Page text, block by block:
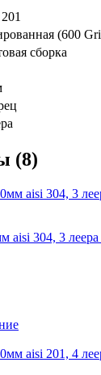
(600
сборка
(8)
aisi 304, 3